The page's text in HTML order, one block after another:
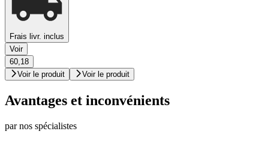
Frais livr. inclus
Voir
60,18
Voir le produit
Voir le produit
Avantages et inconvénients
par nos spécialistes